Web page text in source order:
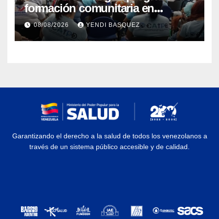
formación comunitaria en
atención a personas con
discapacidad
08/08/2026 YENDI BASQUEZ
Garantizando el derecho a la salud de todos los venezolanos a
través de un sistema público accesible y de calidad.